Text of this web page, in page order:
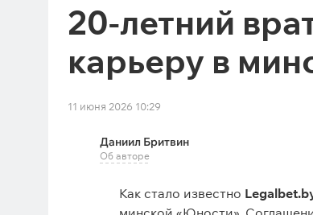
20-летний
карьеру в
11 июня 2026 10:29
Даниил Бритвин
Об авторе
Как стало известно